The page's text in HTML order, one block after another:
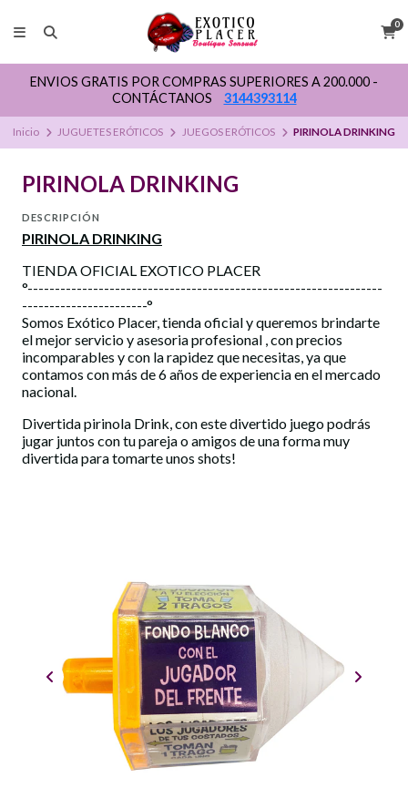
0
ENVIOS GRATIS POR COMPRAS SUPERIORES A 200.000 -
CONTÁCTANOS
3144393114
Inicio JUGUETES ERÓTICOS JUEGOS ERÓTICOS PIRINOLA DRINKING
PIRINOLA DRINKING
DESCRIPCIÓN
PIRINOLA DRINKING
TIENDA OFICIAL EXOTICO PLACER
°-----------------------------------------------------------------
-----------------------°
Somos Exótico Placer, tienda oficial y queremos brindarte
el mejor servicio y asesoria profesional , con precios
incomparables y con la rapidez que necesitas, ya que
contamos con más de 6 años de experiencia en el mercado
nacional.
Divertida pirinola Drink, con este divertido juego podrás
jugar juntos con tu pareja o amigos de una forma muy
divertida para tomarte unos shots!